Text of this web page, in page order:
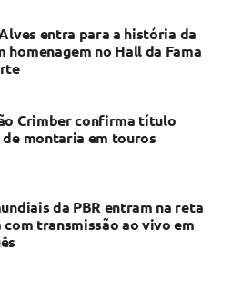
entra para a história da
homenagem no Hall da Fama
Crimber confirma título
de montaria em touros
da PBR entram na reta
com transmissão ao vivo em